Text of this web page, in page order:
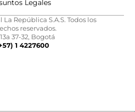
Legales
República S.A.S. Todos los
reservados.
37-32, Bogotá
1 4227600